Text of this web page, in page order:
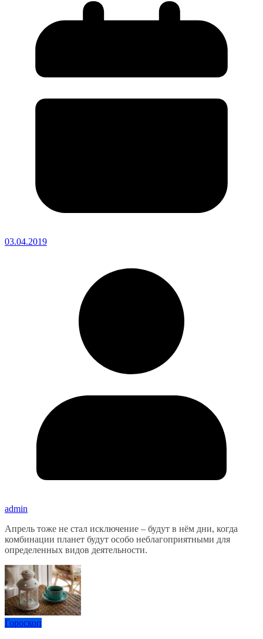
03.04.2019
admin
Апрель тоже не стал исключение – будут в нём дни, когда
комбинации планет будут особо неблагоприятными для
определенных видов деятельности.
Гороскоп